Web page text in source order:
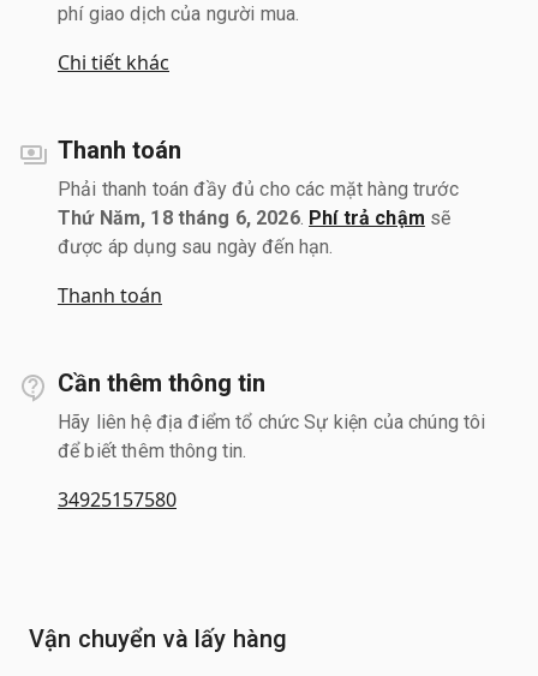
phí giao dịch của người mua.
Chi tiết khác
Thanh toán
Phải thanh toán đầy đủ cho các mặt hàng trước
Thứ Năm, 18 tháng 6, 2026. Phí trả chậm sẽ
được áp dụng sau ngày đến hạn.
Thanh toán
Cần thêm thông tin
Hãy liên hệ địa điểm tổ chức Sự kiện của chúng tôi
để biết thêm thông tin.
34925157580
Vận chuyển và lấy hàng